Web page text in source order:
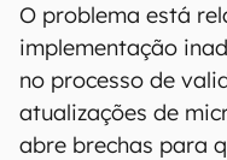
O problema está
implementação
no processo de
atualizações de
abre brechas para